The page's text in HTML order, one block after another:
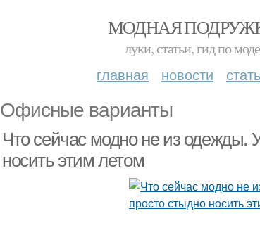
МОДНАЯ
луки, статьи, гид по моде
главная новости
Офисные варианты
Что сейчас модно не из одежды.
носить этим летом